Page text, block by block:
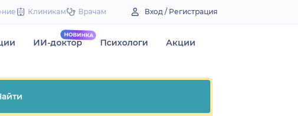
Клиникам Врачам Вход / Регистрация
ИИ-доктор Психологи Акции